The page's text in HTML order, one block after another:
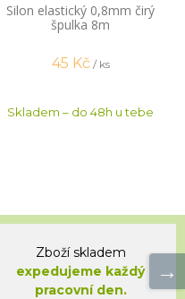
Silon elastický 0,8mm čirý
špulka 8m
45 Kč / ks
Skladem – do 48h u tebe
Zboží skladem
expedujeme každý
pracovní den.